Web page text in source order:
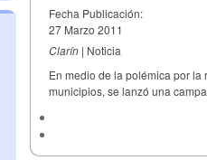
Fecha Publicación:
27 Marzo 2011
Clarín | Noticia
En medio de la polémica por
municipios, se lanzó una